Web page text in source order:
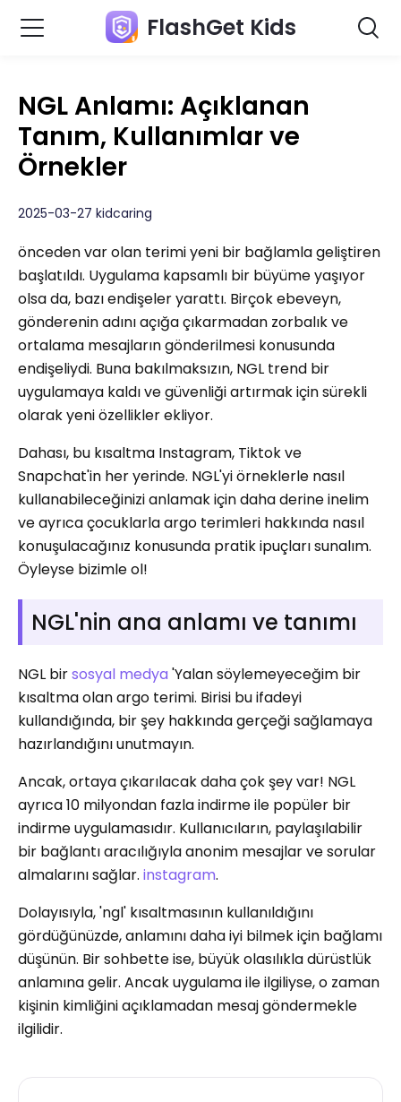
FlashGet Kids
NGL Anlamı: Açıklanan
Tanım, Kullanımlar ve
Örnekler
2025-03-27 kidcaring
önceden var olan terimi yeni bir bağlamla geliştiren
başlatıldı. Uygulama kapsamlı bir büyüme yaşıyor
olsa da, bazı endişeler yarattı. Birçok ebeveyn,
gönderenin adını açığa çıkarmadan zorbalık ve
ortalama mesajların gönderilmesi konusunda
endişeliydi. Buna bakılmaksızın, NGL trend bir
uygulamaya kaldı ve güvenliği artırmak için sürekli
olarak yeni özellikler ekliyor.
Dahası, bu kısaltma Instagram, Tiktok ve
Snapchat'in her yerinde. NGL'yi örneklerle nasıl
kullanabileceğinizi anlamak için daha derine inelim
ve ayrıca çocuklarla argo terimleri hakkında nasıl
konuşulacağınız konusunda pratik ipuçları sunalım.
Öyleyse bizimle ol!
NGL'nin ana anlamı ve tanımı
NGL birsosyal medya 'Yalan söylemeyeceğim bir
kısaltma olan argo terimi. Birisi bu ifadeyi
kullandığında, bir şey hakkında gerçeği sağlamaya
hazırlandığını unutmayın.
Ancak, ortaya çıkarılacak daha çok şey var! NGL
ayrıca 10 milyondan fazla indirme ile popüler bir
indirme uygulamasıdır. Kullanıcıların, paylaşılabilir
bir bağlantı aracılığıyla anonim mesajlar ve sorular
almalarını sağlar. instagram.
Dolayısıyla, 'ngl' kısaltmasının kullanıldığını
gördüğünüzde, anlamını daha iyi bilmek için bağlamı
düşünün. Bir sohbette ise, büyük olasılıkla dürüstlük
anlamına gelir. Ancak uygulama ile ilgiliyse, o zaman
kişinin kimliğini açıklamadan mesaj göndermekle
ilgilidir.